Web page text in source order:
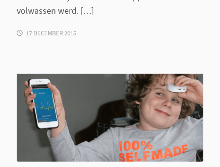
volwassen werd. […]
17 DECEMBER 2015